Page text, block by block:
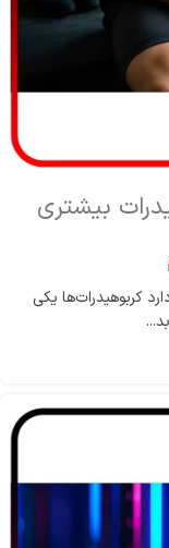
بیشتری
کربوهیدرات‌ها یکی